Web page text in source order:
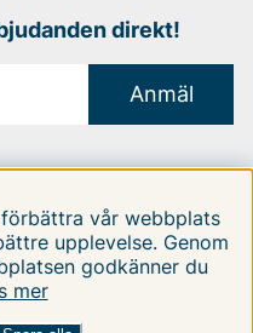
direkt!
Anmäl
vår webbplats
upplevelse. Genom
godkänner du
mer